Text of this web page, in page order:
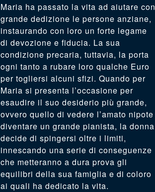
Maria ha passato la vita ad aiutare con
grande dedizione le persone anziane,
instaurando con loro un forte legame
di devozione e fiducia. La sua
condizione precaria, tuttavia, la porta
ogni tanto a rubare loro qualche Euro
per togliersi alcuni sfizi. Quando per
Maria si presenta l’occasione per
esaudire il suo desiderio più grande,
ovvero quello di vedere l’amato nipote
diventare un grande pianista, la donna
decide di spingersi oltre i limiti,
innescando una serie di conseguenze
che metteranno a dura prova gli
equilibri della sua famiglia e di coloro
ai quali ha dedicato la vita.